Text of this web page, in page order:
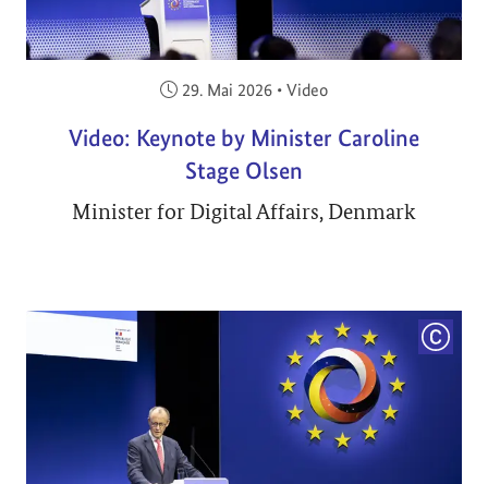
Veröffentlicht am:
29. Mai 2026 • Video
Video: Keynote by Minister Caroline
Stage Olsen
Minister for Digital Affairs, Denmark